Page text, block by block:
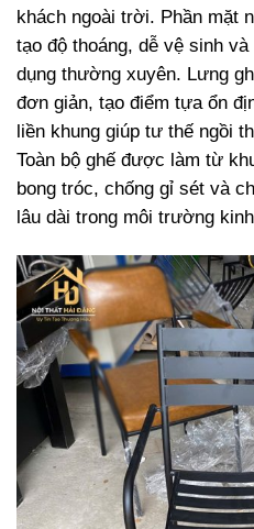
khách ngoài trời. Phần mặt
tạo độ thoáng, dễ vệ sinh
dụng thường xuyên. Lưng
đơn giản, tạo điểm tựa ổn
liền khung giúp tư thế ngồi
Toàn bộ ghế được làm từ
bong tróc, chống gỉ sét và
lâu dài trong môi trường